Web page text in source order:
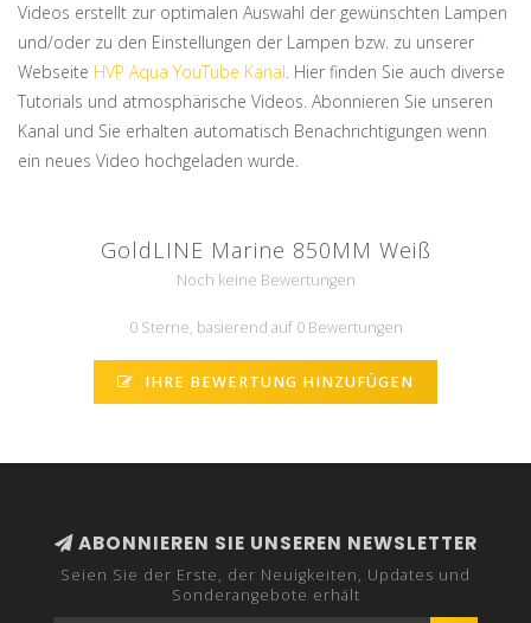
Videos erstellt zur optimalen Auswahl der gewünschten Lampen
und/oder zu den Einstellungen der Lampen bzw. zu unserer
Webseite HVP Aqua YouTube Kanal. Hier finden Sie auch diverse
Tutorials und atmosphärische Videos. Abonnieren Sie unseren
Kanal und Sie erhalten automatisch Benachrichtigungen wenn
ein neues Video hochgeladen wurde.
GoldLINE Marine 850MM Weiß
Noch keine Bewertungen
0 Sterne, basierend auf 0 Bewertungen
IHRE BEWERTUNG HINZUFÜGEN
ABONNIEREN SIE UNSEREN NEWSLETTER
Seien Sie der Erste, der Neuigkeiten, Updates und
Sonderangebote erhält